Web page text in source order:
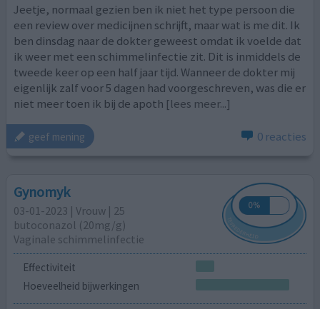
Jeetje, normaal gezien ben ik niet het type persoon die
een review over medicijnen schrijft, maar wat is me dit. Ik
ben dinsdag naar de dokter geweest omdat ik voelde dat
ik weer met een schimmelinfectie zit. Dit is inmiddels de
tweede keer op een half jaar tijd. Wanneer de dokter mij
eigenlijk zalf voor 5 dagen had voorgeschreven, was die er
niet meer toen ik bij de apoth [lees meer...]
geef mening 0 reacties
Gynomyk
03-01-2023 | Vrouw | 25
butoconazol (20mg/g)
Vaginale schimmelinfectie
Effectiviteit
Hoeveelheid bijwerkingen